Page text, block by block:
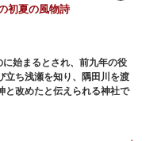
初夏の風物詩
始まるとされ、前九年の役
立ち浅瀬を知り、隅田川を渡
と改めたと伝えられる神社で
広大な敷地を所領していま
などを建てるために没収さ